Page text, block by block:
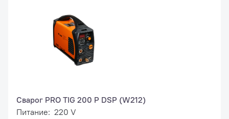
Сварог PRO TIG 200 P DSP (W212)
Питание: 220 V